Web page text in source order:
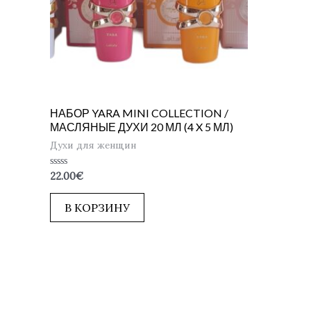
НАБОР YARA MINI COLLECTION /
МАСЛЯНЫЕ ДУХИ 20 МЛ (4 X 5 МЛ)
Духи для женщин
Оценка
из
22.00€
В КОРЗИНУ